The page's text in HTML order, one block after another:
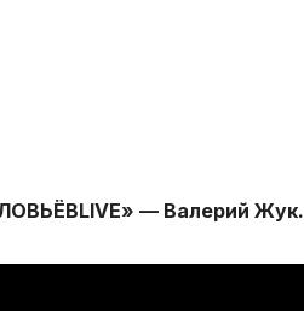
— Валерий Жук.